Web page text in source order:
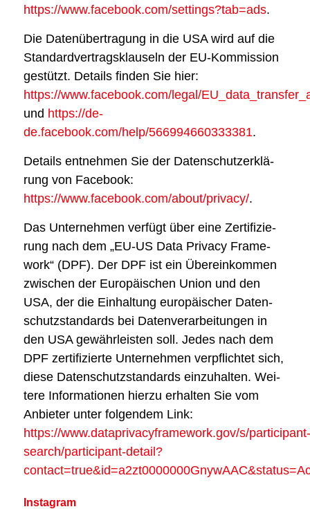
https://www.facebook.com/settings?tab=ads.
Die Daten­über­tra­gung in die USA wird auf die
Stan­dard­ver­trags­klau­seln der EU-Kom­mis­si­on
gestützt. Details fin­den Sie hier:
https://www.facebook.com/legal/
und https://de-
de.facebook.com/help/566994660333381.
Details ent­neh­men Sie der Daten­schutz­er­klä­
rung von Face­book:
https://www.facebook.com/about/privacy/.
Das Unter­neh­men ver­fügt über eine Zer­ti­fi­zie­
rung nach dem „EU-US Data Pri­va­cy Frame­
work“ (DPF). Der DPF ist ein Über­ein­kom­men
zwi­schen der Euro­päi­schen Uni­on und den
USA, der die Ein­hal­tung euro­päi­scher Daten­
schutz­stan­dards bei Daten­ver­ar­bei­tun­gen in
den USA gewähr­leis­ten soll. Jedes nach dem
DPF zer­ti­fi­zier­te Unter­neh­men ver­pflich­tet sich,
die­se Daten­schutz­stan­dards ein­zu­hal­ten. Wei­
te­re Infor­ma­tio­nen hier­zu erhal­ten Sie vom
Anbie­ter unter fol­gen­dem Link:
https://www.dataprivacyframework.gov/s/participant-
search/participant-detail?
Insta­gram